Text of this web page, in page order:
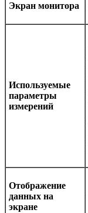
Экран монитора
Используемые
параметры
измерений
Отображение
данных на
экране